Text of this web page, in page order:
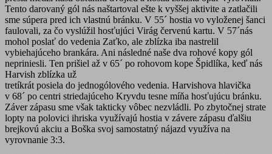
Tento darovaný gól nás naštartoval ešte k vyššej aktivite a zatlačili
sme súpera pred ich vlastnú bránku. V 55´ hostia vo vyloženej šanci
faulovali, za čo vyslúžil hosťujúci Virág červenú kartu. V 57´nás
mohol poslať do vedenia Zaťko, ale zblízka iba nastrelil
vybiehajúceho brankára. Ani následné naše dva rohové kopy gól
nepriniesli. Ten prišiel až v 65´ po rohovom kope Špidlíka, keď nás
Harvish zblízka už
tretíkrát posiela do jednogólového vedenia. Harvishova hlavička
v 68´ po centri striedajúceho Kryvdu tesne míňa hosťujúcu bránku.
Záver zápasu sme však takticky vôbec nezvládli. Po zbytočnej strate
lopty na polovici ihriska využívajú hostia v závere zápasu ďalšiu
brejkovú akciu a Boška svoj samostatný nájazd využíva na
vyrovnanie 3:3.